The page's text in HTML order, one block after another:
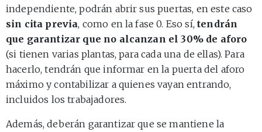
independiente, podrán abrir sus puertas, en este caso
sin cita previa, como en la fase 0. Eso sí,tendrán
que garantizar que no alcanzan el 30% de aforo
(si tienen varias plantas, para cada una de ellas). Para
hacerlo, tendrán que informar en la puerta del aforo
máximo y contabilizar a quienes vayan entrando,
incluidos los trabajadores.
Además, deberán garantizar que se mantiene la